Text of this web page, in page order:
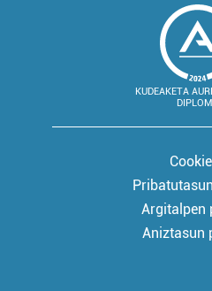
KUDEAKETA
Argitalpen
Aniztasun